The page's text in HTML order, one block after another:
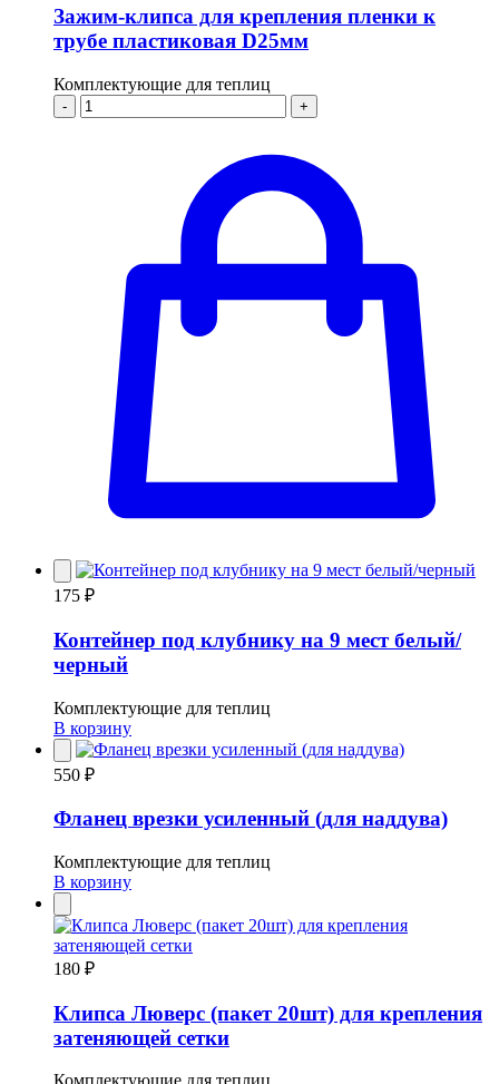
Зажим-клипса для крепления пленки к
трубе пластиковая D25мм
Комплектующие для теплиц
- +
175 ₽
Контейнер под клубнику на 9 мест белый/
черный
Комплектующие для теплиц
В корзину
550 ₽
Фланец врезки усиленный (для наддува)
Комплектующие для теплиц
В корзину
180 ₽
Клипса Люверс (пакет 20шт) для крепления
затеняющей сетки